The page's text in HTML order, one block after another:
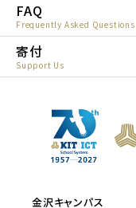
Frequently Asked Questions
FAQ
Support Us
寄付
金沢キャンパス